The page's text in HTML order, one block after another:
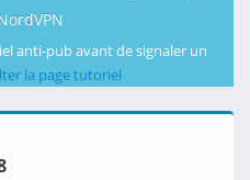
anti-pub avant de signaler un
la page tutoriel